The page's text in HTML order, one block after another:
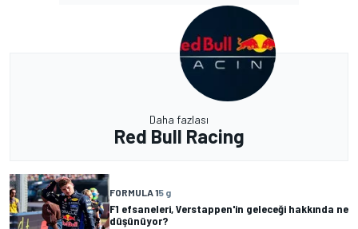
Daha fazlası
Red Bull Racing
FORMULA 15 g
F1 efsaneleri, Verstappen'in geleceği hakkında ne
düşünüyor?